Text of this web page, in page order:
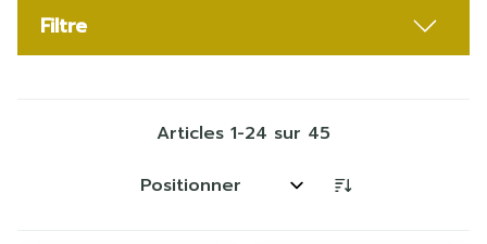
Filtre
Articles 1-24 sur 45
Trier par: